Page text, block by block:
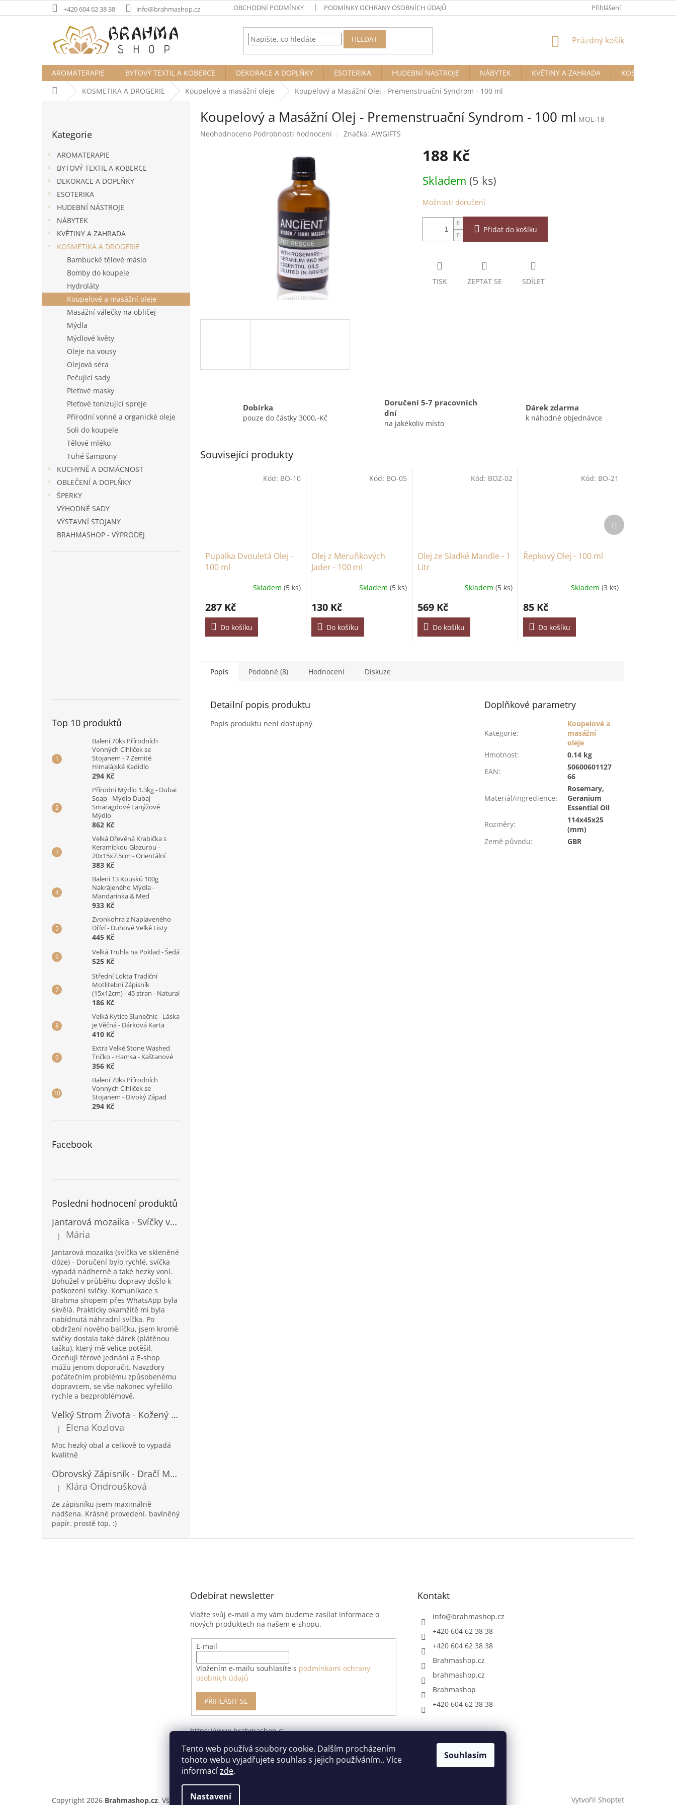
Tento web používá soubory cookie. Dalším procházením
tohoto webu vyjadřujete souhlas s jejich používáním.. Více
informacízde.
Nastavení
Souhlasím
na
+420 604 62 38 38 info@brahmashop.cz OBCHODNÍ PODMÍNKY PODMÍNKY OCHRANY OSOBNÍCH ÚDAJŮ Přihlášení
HLEDAT
NÁKUPNÍ
Prázdný košík
AROMATERAPIE BYTOVÝ TEXTIL A KOBERCE DEKORACE A DOPLŇKY ESOTERIKA HUDEBNÍ NÁSTROJE NÁBYTEK KVĚTINY A ZAHRADA
KOSMETIKA A
Domů KOSMETIKA A DROGERIE Koupelové a masážní oleje Koupelový a Masážní Olej - Premenstruační Syndrom - 100 ml
kategorie
Kategorie
AROMATERAPIE
BYTOVÝ TEXTIL A KOBERCE
DEKORACE A DOPLŇKY
ESOTERIKA
HUDEBNÍ NÁSTROJE
NÁBYTEK
KVĚTINY A ZAHRADA
KOSMETIKA A DROGERIE
Bambucké tělové máslo
Bomby do koupele
Hydroláty
Koupelové a masážní oleje
Masážní válečky na obličej
Mýdla
Mýdlové květy
Oleje na vousy
Olejová séra
Pečující sady
Pleťové masky
Pleťové tonizující spreje
Přírodní vonné a organické oleje
Soli do koupele
Tělové mléko
Tuhé šampony
KUCHYNĚ A DOMÁCNOST
OBLEČENÍ A DOPLŇKY
ŠPERKY
VÝHODNÉ SADY
VÝSTAVNÍ STOJANY
BRAHMASHOP - VÝPRODEJ
Top 10 produktů
Balení 70ks Přírodních
Vonných Cihliček se
Stojanem - 7 Zemité
Himalájské Kadidlo
294 Kč
Přírodní Mýdlo 1.3kg - Dubai
Soap - Mýdlo Dubaj -
Smaragdové Lanýžové
Mýdlo
862 Kč
Velká Dřevěná Krabička s
Keramickou Glazurou -
20x15x7.5cm - Orientální
383 Kč
Balení 13 Kousků 100g
Nakrájeného Mýdla -
Mandarinka & Med
933 Kč
Zvonkohra z Naplaveného
Dříví - Duhové Velké Listy
445 Kč
Velká Truhla na Poklad - Šedá
525 Kč
Střední Lokta Tradiční
Motlitební Zápisník
(15x12cm) - 45 stran - Natural
186 Kč
Velká Kytice Slunečnic - Láska
je Věčná - Dárková Karta
410 Kč
Extra Velké Stone Washed
Tričko - Hamsa - Kaštanové
356 Kč
Balení 70ks Přírodních
Vonných Cihliček se
Stojanem - Divoký Západ
294 Kč
Facebook
Poslední hodnocení produktů
Jantarová mozaika - Svíčky ve skleněných dózách - Vysoké
Hodnocení produktu je 5 z 5 hvězdiček.
| Mária
Jantarová mozaika (svíčka ve skleněné
dóze) - Doručení bylo rychlé, svíčka
vypadá nádherně a také hezky voní.
Bohužel v průběhu dopravy došlo k
poškození svíčky. Komunikace s
Brahma shopem přes WhatsApp byla
skvělá. Prakticky okamžitě mi byla
nabídnutá náhradní svíčka. Po
obdržení nového balíčku, jsem kromě
svíčky dostala také dárek (plátěnou
tašku), který mě velice potěšil.
Oceňuji férové jednání a E-shop
můžu jenom doporučit. Navzdory
počátečním problému způsobenému
dopravcem, se vše nakonec vyřešilo
rychle a bezproblémově.
Velký Strom Života - Kožený Zápisník se Šňůrkou a Kamínkem - 20x16x2cm - 160 Stran
Hodnocení produktu je 5 z 5 hvězdiček.
| Elena Kozlova
Moc hezký obal a celkově to vypadá
kvalitně
Obrovský Zápisník - Dračí Mandala s Chakra Kameny - 100 Stran - 25x34cm
Hodnocení produktu je 5 z 5 hvězdiček.
| Klára Ondroušková
Ze zápisníku jsem maximálně
nadšena. Krásné provedení. bavlněný
papír. prostě top. :)
Koupelový a Masážní Olej - Premenstruační Syndrom - 100 ml MOL-18
Průměrné
Neohodnoceno Podrobnosti hodnocení Značka: AWGIFTS
188 Kč
cena:
Skladem (5 ks)
Možnosti doručení
Přidat do košíku
TISK ZEPTAT SE SDÍLET
Dobírka
pouze do částky 3000,-Kč
Doručení 5-7 pracovních
dní
na jakékoliv místo
Dárek zdarma
k náhodné objednávce
Související produkty
Pupalka Dvouletá Olej -
100 ml
Skladem (5 ks)
287 Kč
Do košíku
Kód: BO-10
Olej z Meruňkových
Jader - 100 ml
Skladem (5 ks)
130 Kč
Do košíku
Kód: BO-05
Olej ze Sladké Mandle - 1
Litr
Skladem(5 ks)
569 Kč
Do košíku
Kód: BOZ-02
Řepkový Olej - 100 ml
Skladem (3 ks)
85 Kč
Do košíku
Kód: BO-21
Další
produkt
Popis Podobné (8) Hodnocení Diskuze
Detailní popis produktu
Popis produktu není dostupný
Doplňkové parametry
Kategorie:
Koupelové a
masážní
oleje
Hmotnost:
0.14 kg
EAN:
50600601127
66
Materiál/ingredience:
Rosemary,
Geranium
Essential Oil
Rozměry:
114x45x25
(mm)
Země původu: GBR
Odebírat newsletter
Vložte svůj e-mail a my vám budeme zasílat informace o
nových produktech na našem e-shopu.
E-mail
Vložením e-mailu souhlasíte s podmínkami ochrany
osobních údajů
PŘIHLÁSIT SE
Kontakt
info@brahmashop.cz
+420 604 62 38 38
+420 604 62 38 38
Brahmashop.cz
brahmashop.cz
Brahmashop
+420 604 62 38 38
https://www.brahmashop.cz/formular-
smlouvy/
Vytvořil Shoptet
Copyright 2026 Brahmashop.cz. Všechna práva vyhrazena.